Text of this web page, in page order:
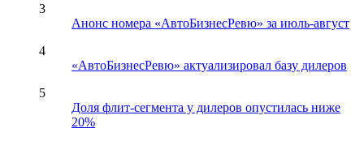
3
Анонс номера «АвтоБизнесРевю» за июль-август
4
«АвтоБизнесРевю» актуализировал базу дилеров
5
Доля флит-сегмента у дилеров опустилась ниже
20%